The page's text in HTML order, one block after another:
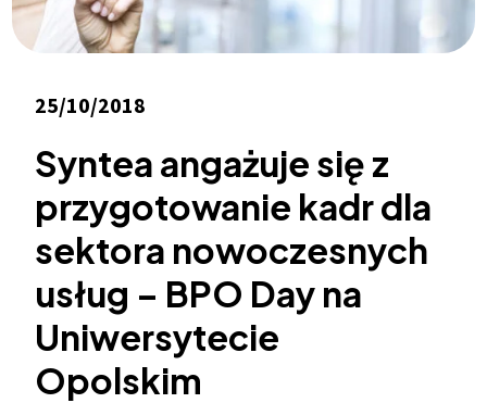
25/10/2018
Syntea angażuje się z
przygotowanie kadr dla
sektora nowoczesnych
usług – BPO Day na
Uniwersytecie
Opolskim